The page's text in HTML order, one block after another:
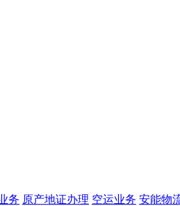
务 原产地证办理 空运业务 安能物